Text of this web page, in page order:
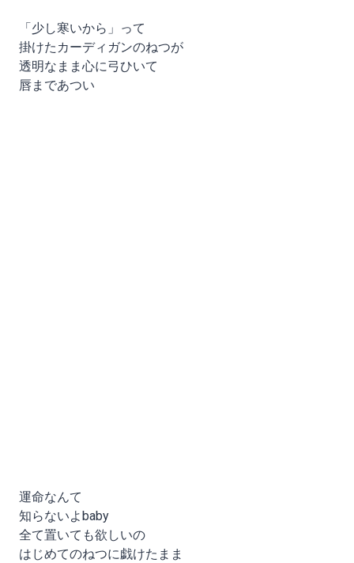
「少し寒いから」って
掛けたカーディガンのねつが
透明なまま心に弓ひいて
唇まであつい
運命なんて
知らないよbaby
全て置いても欲しいの
はじめてのねつに戯けたまま